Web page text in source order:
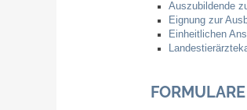
Auszubildende
Eignung zur
Einheitlichen